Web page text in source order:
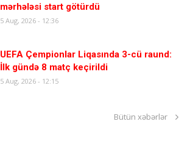
mərhələsi start götürdü
5 Aug, 2026 - 12:36
UEFA Çempionlar Liqasında 3-cü raund:
İlk gündə 8 matç keçirildi
5 Aug, 2026 - 12:15
Bütün xəbərlər